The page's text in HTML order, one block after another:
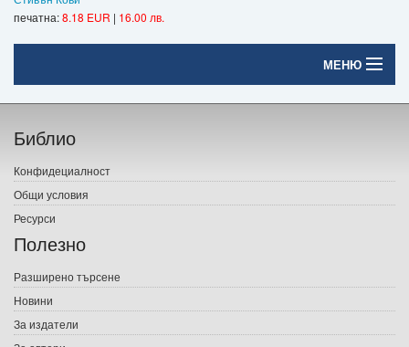
печатна:8.18 EUR | 16.00 лв.
МЕНЮ
Начало
Печатни книги
Електронни книги
Е-списания
Подаръци
Библио
Конфидециалност
Общи условия
Ресурси
Полезно
Разширено търсене
Новини
За издатели